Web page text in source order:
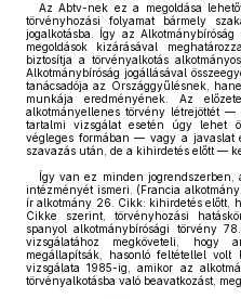
Az Abtv-nek ez a megoldása
törvényhozási folyamat bármely
jogalkotásba. Így az
megoldások kizárásával
biztosítja a törvényalkotás
Alkotmánybíróság jogállásával
tanácsadója az Országgyűlésnek,
munkája eredményének. Az
alkotmányellenes törvény létrejöttét
tartalmi vizsgálat esetén úgy lehet
végleges formában — vagy a javaslat
szavazás után, de a kihirdetés előtt —
Így van ez minden jogrendszerben,
intézményét ismeri. (Francia
ír alkotmány 26. Cikk: kihirdetés előtt,
Cikke szerint, törvényhozási
spanyol alkotmánybírósági törvény
vizsgálatához megköveteli, hogy
megállapítsák, hasonló feltétellel volt
vizsgálata 1985-ig, amikor az
törvényalkotásba való beavatkozást,